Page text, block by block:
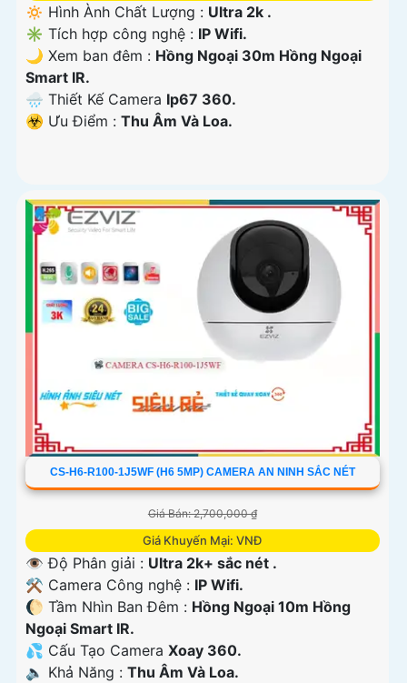
🔅 Hình Ành Chất Lượng : Ultra 2k .
✳️ Tích hợp công nghệ : IP Wifi.
🌙 Xem ban đêm : Hồng Ngoại 30m Hồng Ngoại
Smart IR.
🌧️ Thiết Kế Camera Ip67 360.
️☣️ Ưu Điểm : Thu Âm Và Loa.
CS-H6-R100-1J5WF (H6 5MP) CAMERA AN NINH SẮC NÉT
Giá Bán: 2,700,000 ₫
Giá Khuyến Mại: VNĐ
👁 Độ Phân giải : Ultra 2k+ sắc nét .
⚒ Camera Công nghệ : IP Wifi.
🌔 Tầm Nhìn Ban Đêm : Hồng Ngoại 10m Hồng
Ngoại Smart IR.
💦 Cấu Tạo Camera Xoay 360.
️🔈 Khả Năng : Thu Âm Và Loa.